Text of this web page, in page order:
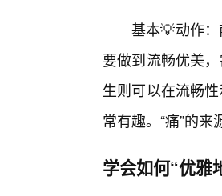
基本💡动作
要做到流畅优美
生则可以在流畅
常有趣。“痛”的
学会如何“优雅